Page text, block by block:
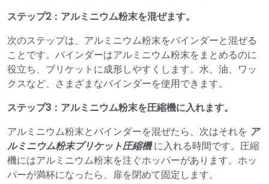
ステップ2：アルミニウム粉末を混ぜます。
次のステップは、アルミニウム粉末をバインダーと混ぜる
ことです。バインダーはアルミニウム粉末をまとめるのに
役立ち、ブリケットに成形しやすくします。水、油、ワッ
クスなど、さまざまなバインダーを使用できます。
ステップ3：アルミニウム粉末を圧縮機に入れます。
アルミニウム粉末とバインダーを混ぜたら、次はそれを ア
ルミニウム粉末ブリケット圧縮機に入れる時間です。圧縮
機にはアルミニウム粉末を注ぐホッパーがあります。ホッ
パーが満杯になったら、扉を閉めて固定します。